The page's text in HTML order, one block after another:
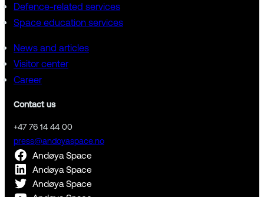
Defence-related services
Space education services
News and articles
Visitor center
Career
Contact us
+47 76 14 44 00
press@andoyaspace.no
Andøya Space
Andøya Space
Andøya Space